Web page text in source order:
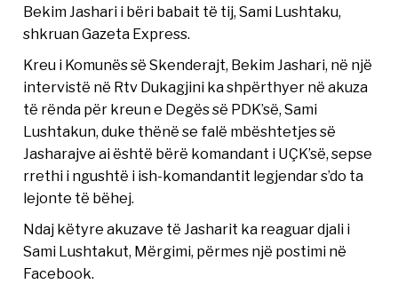
Bekim Jashari i bëri babait të tij, Sami Lushtaku,
shkruan Gazeta Express.
Kreu i Komunës së Skenderajt, Bekim Jashari, në një
intervistë në Rtv Dukagjini ka shpërthyer në akuza
të rënda për kreun e Degës së PDK’së, Sami
Lushtakun, duke thënë se falë mbështetjes së
Jasharajve ai është bërë komandant i UÇK’së, sepse
rrethi i ngushtë i ish-komandantit legjendar s’do ta
lejonte të bëhej.
Ndaj këtyre akuzave të Jasharit ka reaguar djali i
Sami Lushtakut, Mërgimi, përmes një postimi në
Facebook.